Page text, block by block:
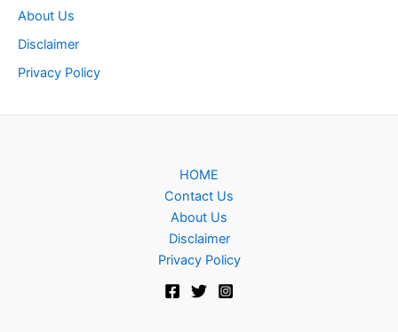
About Us
Disclaimer
Privacy Policy
HOME
Contact Us
About Us
Disclaimer
Privacy Policy